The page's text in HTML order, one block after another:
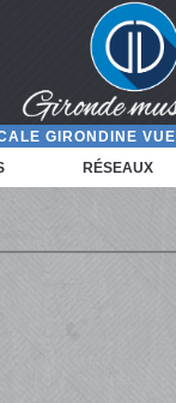
GIRONDINE
RÉSEAUX